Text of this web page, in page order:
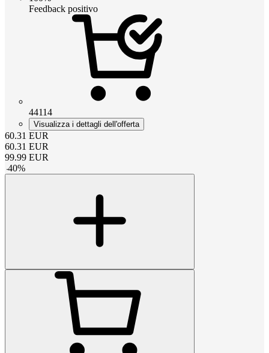
Feedback positivo
44114
Visualizza i dettagli dell'offerta
60.31 EUR
60.31 EUR
99.99 EUR
-40%